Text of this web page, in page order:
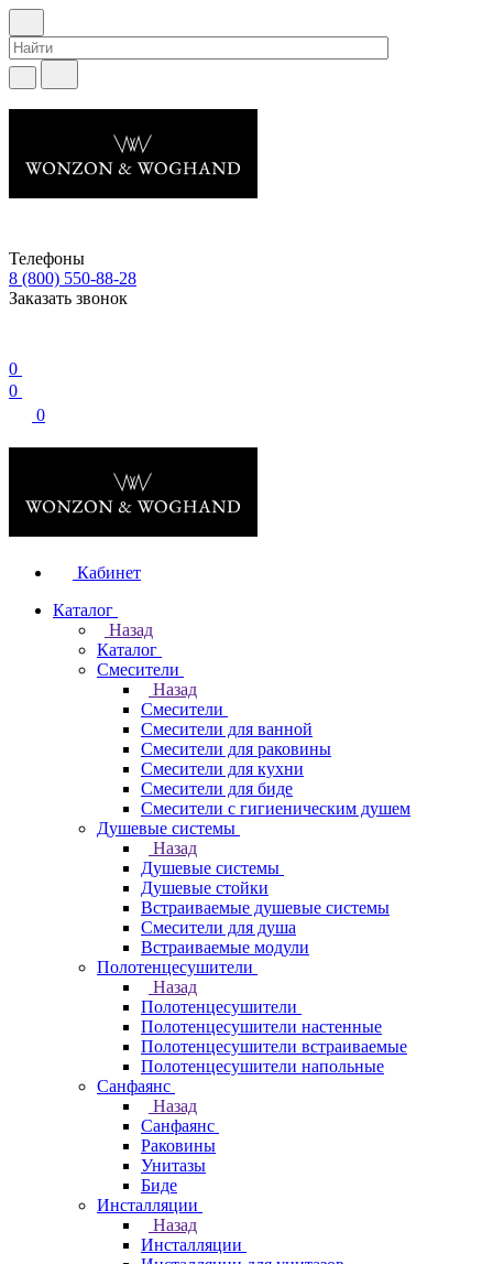
Телефоны
8 (800) 550-88-28
Заказать звонок
0
0
0
Кабинет
Каталог
Назад
Каталог
Смесители
Назад
Смесители
Смесители для ванной
Смесители для раковины
Смесители для кухни
Смесители для биде
Смесители с гигиеническим душем
Душевые системы
Назад
Душевые системы
Душевые стойки
Встраиваемые душевые системы
Смесители для душа
Встраиваемые модули
Полотенцесушители
Назад
Полотенцесушители
Полотенцесушители настенные
Полотенцесушители встраиваемые
Полотенцесушители напольные
Санфаянс
Назад
Санфаянс
Раковины
Унитазы
Биде
Инсталляции
Назад
Инсталляции